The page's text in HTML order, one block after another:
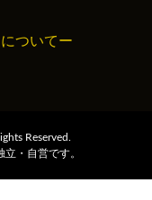
ついてー
Reserved.
・自営です。